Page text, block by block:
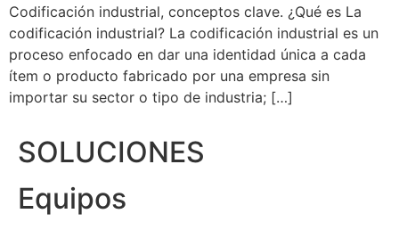
Codificación industrial, conceptos clave. ¿Qué es La
codificación industrial? La codificación industrial es un
proceso enfocado en dar una identidad única a cada
ítem o producto fabricado por una empresa sin
importar su sector o tipo de industria; […]
SOLUCIONES
Equipos